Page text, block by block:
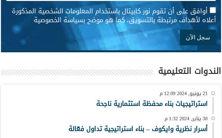
* أوافق على أن تقوم نور كابيتال باستخدام المعلومات الشخصية المذكورة
أعلاه لأهداف مرتبطة بالتسويق، كما هو موضح بسياسة الخصوصية
الندوات التعليمية
21 يونيو, 2024 12:09 م
استراتيجيات بناء محفظة استثمارية ناجحة
30 يناير, 2024 1:32 م
أسرار نظرية وايكوف – بناء استراتيجية تداول فعّالة